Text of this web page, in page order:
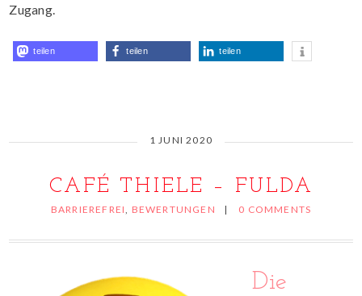
Zugang.
teilen teilen teilen
1 JUNI 2020
CAFÉ THIELE – FULDA
BARRIEREFREI BEWERTUNGEN | 0 COMMENTS
Die